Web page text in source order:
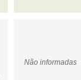
Não informadas